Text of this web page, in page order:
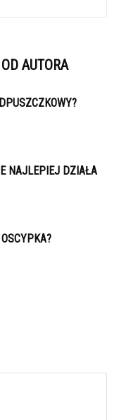
AUTORA
NAJLEPIEJ DZIAŁA